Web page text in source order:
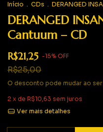
Início . CDs . DERANGED
DERANGED
Cantuum – CD
R$21,25 -15% OFF
R$25,00
O desconto pode mudar ao
2 x de R$10,63 sem juros
Ver mais detalhes